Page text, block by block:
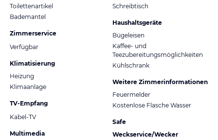
Toilettenartikel
Bademantel
Zimmerservice
Verfügbar
Klimatisierung
Heizung
Klimaanlage
TV-Empfang
Kabel-TV
Multimedia
Schreibtisch
Haushaltsgeräte
Bügeleisen
Kaffee- und
Teezubereitungsmöglichkeiten
Kühlschrank
Weitere Zimmerinformationen
Feuermelder
Kostenlose Flasche Wasser
Safe
Weckservice/Wecker